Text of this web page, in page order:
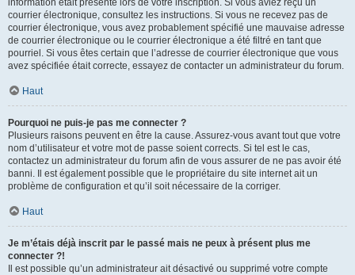
information était présente lors de votre inscription. Si vous aviez reçu un
courrier électronique, consultez les instructions. Si vous ne recevez pas de
courrier électronique, vous avez probablement spécifié une mauvaise adresse
de courrier électronique ou le courrier électronique a été filtré en tant que
pourriel. Si vous êtes certain que l’adresse de courrier électronique que vous
avez spécifiée était correcte, essayez de contacter un administrateur du forum.
Haut
Pourquoi ne puis-je pas me connecter ?
Plusieurs raisons peuvent en être la cause. Assurez-vous avant tout que votre
nom d’utilisateur et votre mot de passe soient corrects. Si tel est le cas,
contactez un administrateur du forum afin de vous assurer de ne pas avoir été
banni. Il est également possible que le propriétaire du site internet ait un
problème de configuration et qu’il soit nécessaire de la corriger.
Haut
Je m’étais déjà inscrit par le passé mais ne peux à présent plus me
connecter ?!
Il est possible qu’un administrateur ait désactivé ou supprimé votre compte